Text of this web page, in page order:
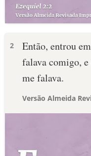
2
Então, entrou
falava comigo,
me falava.
Versão Almeida